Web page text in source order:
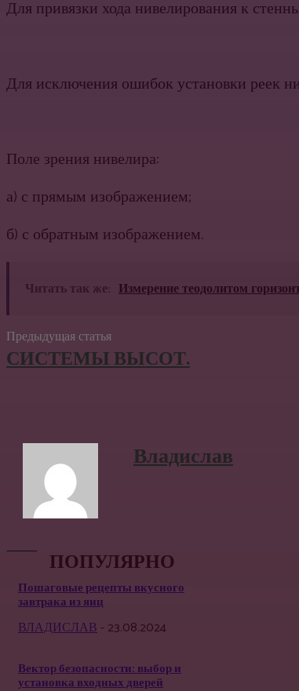
Для привязки хода нивелирования к
Для исключения ошибок установки реек
Поле зрения нивелира:
а) с прямым изображением;
б) с обратным изображением.
Читать так же: Измерение теодолитом
Предыдущая статья
СИСТЕМЫ ВЫСОТ.
Владислав
ПОПУЛЯРНО
Пошаговые рецепты вкусного
завтрака из яиц
ВЛАДИСЛАВ- 23.08.2024
Вектор безопасности: выбор и
установка входных дверей